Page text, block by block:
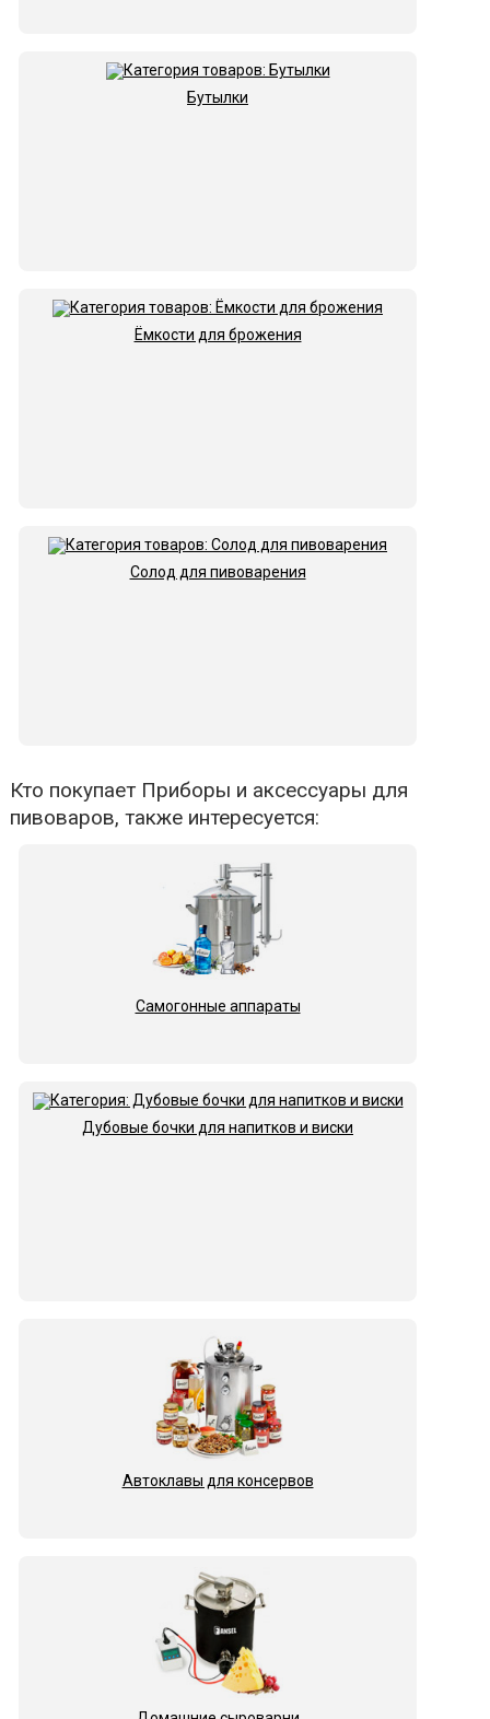
Бутылки
Ёмкости для брожения
Солод для пивоварения
Кто покупает Приборы и аксессуары для
пивоваров, также интересуется:
Самогонные аппараты
Дубовые бочки для напитков и виски
Автоклавы для консервов